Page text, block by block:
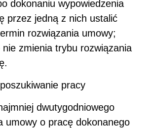
dokonaniu wypowiedzenia
przez jedną z nich ustalić
rozwiązania umowy;
zmienia trybu rozwiązania
pracy
dwutygodniowego
umowy o pracę dokonanego